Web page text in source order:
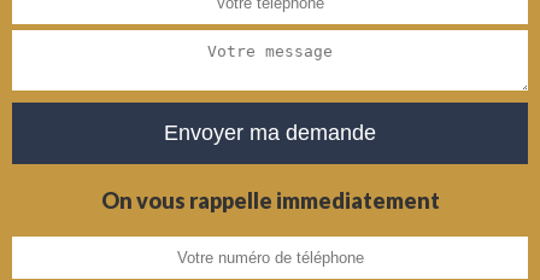
On vous rappelle immediatement